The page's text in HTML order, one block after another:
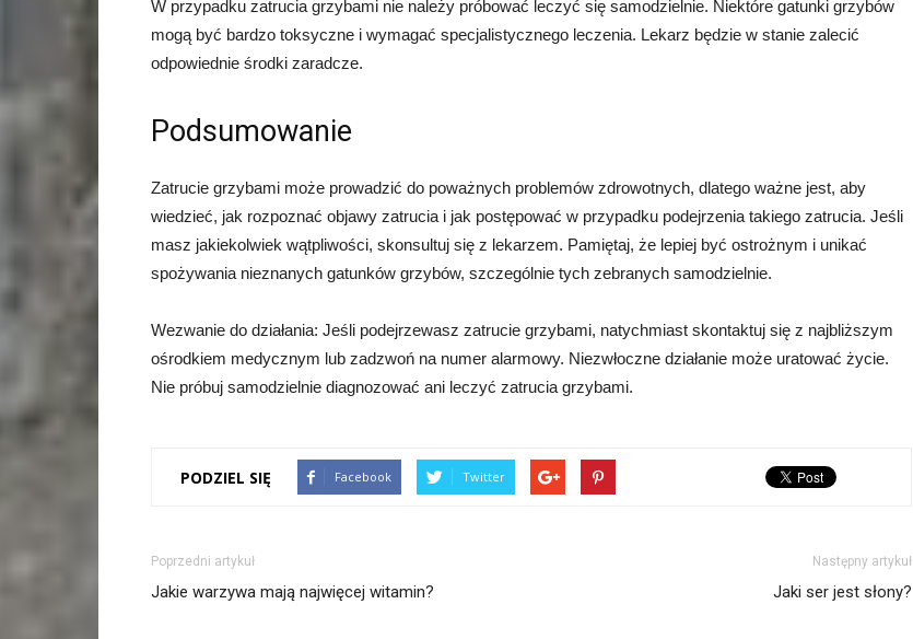
W przypadku zatrucia grzybami nie należy próbować leczyć się samodzielnie. Niektóre gatunki grzybów
mogą być bardzo toksyczne i wymagać specjalistycznego leczenia. Lekarz będzie w stanie zalecić
odpowiednie środki zaradcze.
Podsumowanie
Zatrucie grzybami może prowadzić do poważnych problemów zdrowotnych, dlatego ważne jest, aby
wiedzieć, jak rozpoznać objawy zatrucia i jak postępować w przypadku podejrzenia takiego zatrucia. Jeśli
masz jakiekolwiek wątpliwości, skonsultuj się z lekarzem. Pamiętaj, że lepiej być ostrożnym i unikać
spożywania nieznanych gatunków grzybów, szczególnie tych zebranych samodzielnie.
Wezwanie do działania: Jeśli podejrzewasz zatrucie grzybami, natychmiast skontaktuj się z najbliższym
ośrodkiem medycznym lub zadzwoń na numer alarmowy. Niezwłoczne działanie może uratować życie.
Nie próbuj samodzielnie diagnozować ani leczyć zatrucia grzybami.
PODZIEL SIĘ Facebook Twitter
Poprzedni artykuł
Jakie warzywa mają najwięcej witamin?
Następny artykuł
Jaki ser jest słony?